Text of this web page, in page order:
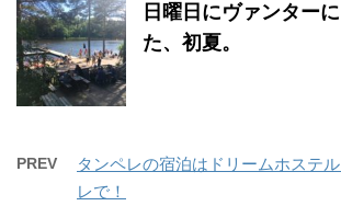
日曜日にヴァンター
た、初夏。
PREV
タンペレの宿泊はドリームホステ
レで！